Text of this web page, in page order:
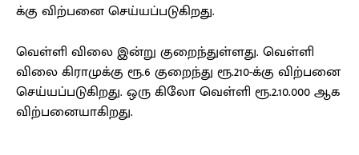
க்கு விற்பனை செய்யப்படுகிறது.
வெள்ளி விலை இன்று குறைந்துள்ளது. வெள்ளி
விலை கிராமுக்கு ரூ.6 குறைந்து ரூ.210-க்கு விற்பனை
செய்யப்படுகிறது. ஒரு கிலோ வெள்ளி ரூ.2.10.000 ஆக
விற்பனையாகிறது.